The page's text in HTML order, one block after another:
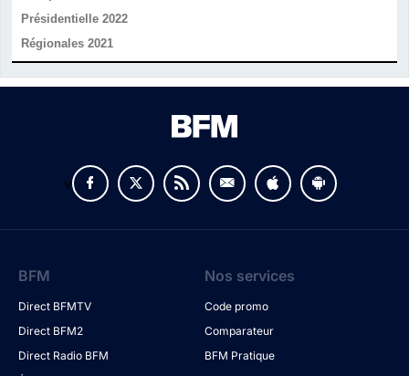
Présidentielle 2022
Régionales 2021
v
BFM
Direct BFMTV
Direct BFM2
Direct Radio BFM
Nos services
Code promo
Comparateur
BFM Pratique